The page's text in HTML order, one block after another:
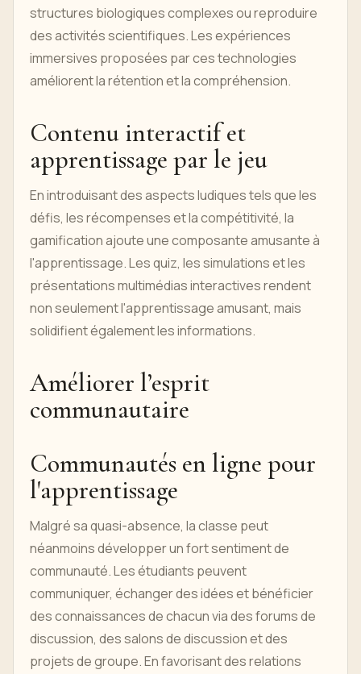
structures biologiques complexes ou reproduire
des activités scientifiques. Les expériences
immersives proposées par ces technologies
améliorent la rétention et la compréhension.
Contenu interactif et
apprentissage par le jeu
En introduisant des aspects ludiques tels que les
défis, les récompenses et la compétitivité, la
gamification ajoute une composante amusante à
l'apprentissage. Les quiz, les simulations et les
présentations multimédias interactives rendent
non seulement l'apprentissage amusant, mais
solidifient également les informations.
Améliorer l’esprit
communautaire
Communautés en ligne pour
l'apprentissage
Malgré sa quasi-absence, la classe peut
néanmoins développer un fort sentiment de
communauté. Les étudiants peuvent
communiquer, échanger des idées et bénéficier
des connaissances de chacun via des forums de
discussion, des salons de discussion et des
projets de groupe. En favorisant des relations